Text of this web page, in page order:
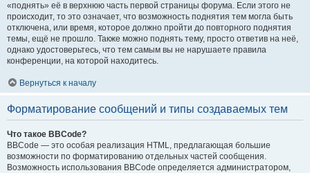
«поднять» её в верхнюю часть первой страницы форума. Если этого не
происходит, то это означает, что возможность поднятия тем могла быть
отключена, или время, которое должно пройти до повторного поднятия
темы, ещё не прошло. Также можно поднять тему, просто ответив на неё,
однако удостоверьтесь, что тем самым вы не нарушаете правила
конференции, на которой находитесь.
Вернуться к началу
Форматирование сообщений и типы создаваемых тем
Что такое BBCode?
BBCode — это особая реализация HTML, предлагающая большие
возможности по форматированию отдельных частей сообщения.
Возможность использования BBCode определяется администратором,